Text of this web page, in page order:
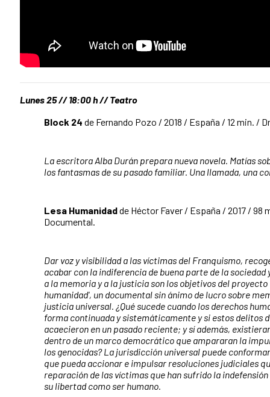
Lunes 25 // 18:00 h // Teatro
Block 24 de Fernando Pozo / 2018 / España / 12 min. /
La escritora Alba Durán prepara nueva novela. Matías
los fantasmas de su pasado familiar. Una llamada, una
Lesa Humanidadde Héctor Faver / España / 2017 / 98
Documental.
Dar voz y visibilidad a las víctimas del Franquismo,
acabar con la indiferencia de buena parte de la
a la memoria y a la justicia son los objetivos del
humanidad', un documental sin ánimo de lucro sobre
justicia universal. ¿Qué sucede cuando los derechos
forma continuada y sistemáticamente y si estos delitos
acaecieron en un pasado reciente; y sí además,
dentro de un marco democrático que ampararan la
los genocidas? La jurisdicción universal puede
que pueda accionar e impulsar resoluciones judiciales
reparación de las víctimas que han sufrido la
su libertad como ser humano.